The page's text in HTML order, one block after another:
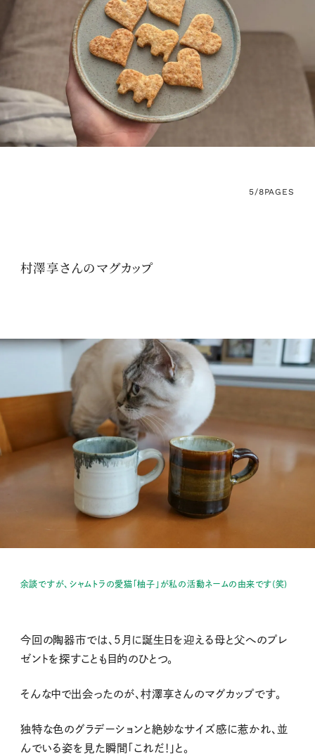
5/8PAGES
村澤享さんのマグカップ
余談ですが、シャムトラの愛猫「柚子」が私の活動ネームの由来です(笑)
今回の陶器市では、5月に誕生日を迎える母と父へのプレ
ゼントを探すことも目的のひとつ。
そんな中で出会ったのが、村澤享さんのマグカップです。
独特な色のグラデーションと絶妙なサイズ感に惹かれ、並
んでいる姿を見た瞬間「これだ！」と。